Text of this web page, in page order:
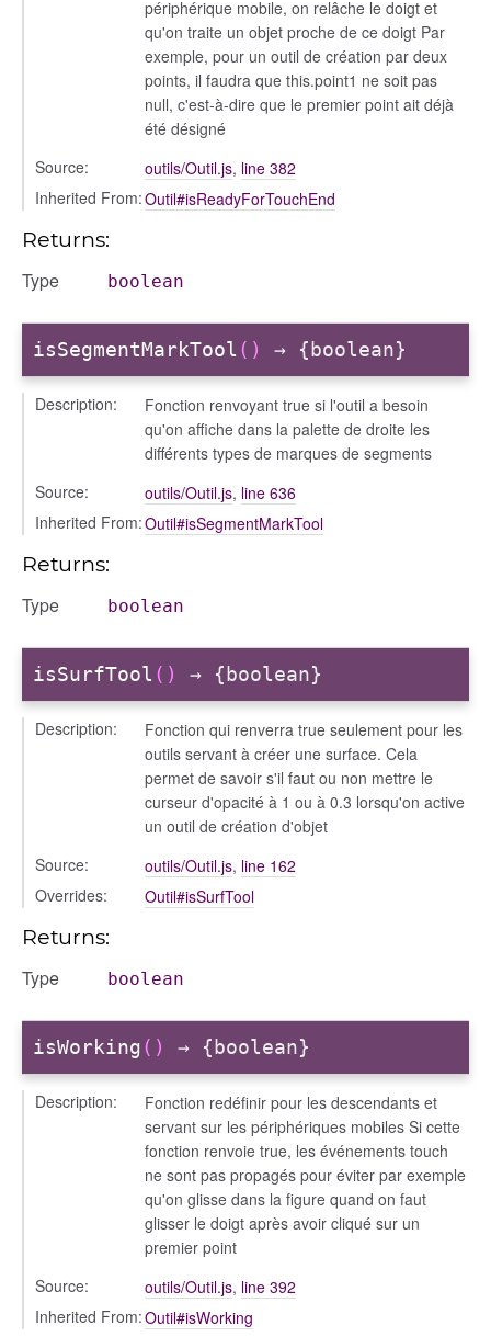
périphérique mobile, on relâche le doigt et
qu'on traite un objet proche de ce doigt Par
exemple, pour un outil de création par deux
points, il faudra que this.point1 ne soit pas
null, c'est-à-dire que le premier point ait déjà
été désigné
Source:
outils/Outil.js, line 382
Inherited From:Outil#isReadyForTouchEnd
Returns:
Type boolean
isSegmentMarkTool () → {boolean}
Description:
Fonction renvoyant true si l'outil a besoin
qu'on affiche dans la palette de droite les
différents types de marques de segments
Source:
outils/Outil.js, line 636
Inherited From:Outil#isSegmentMarkTool
Returns:
Type boolean
isSurfTool () → {boolean}
Description:
Fonction qui renverra true seulement pour les
outils servant à créer une surface. Cela
permet de savoir s'il faut ou non mettre le
curseur d'opacité à 1 ou à 0.3 lorsqu'on active
un outil de création d'objet
Source:
outils/Outil.js, line 162
Overrides:
Outil#isSurfTool
Returns:
Type boolean
isWorking() → {boolean}
Description:
Fonction redéfinir pour les descendants et
servant sur les périphériques mobiles Si cette
fonction renvoie true, les événements touch
ne sont pas propagés pour éviter par exemple
qu'on glisse dans la figure quand on faut
glisser le doigt après avoir cliqué sur un
premier point
Source:
outils/Outil.js, line 392
Inherited From:Outil#isWorking